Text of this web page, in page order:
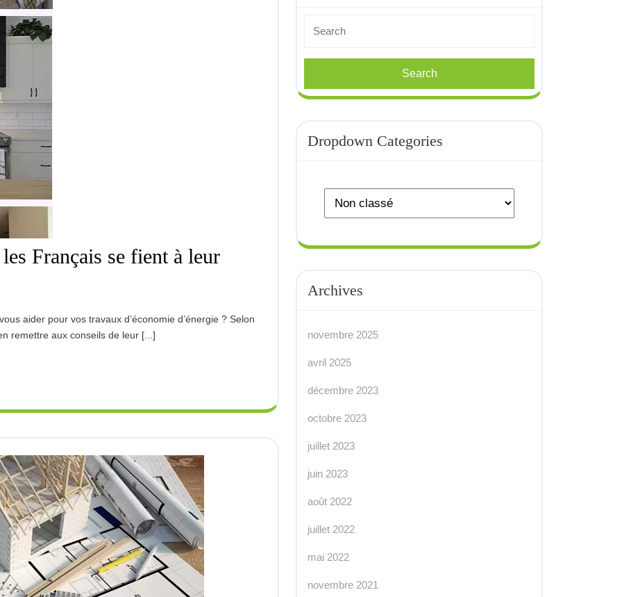
Français se fient à leur
remettre aux conseils de leur [...]
for:
Dropdown Categories
Archives
novembre 2025
avril 2025
décembre 2023
octobre 2023
juillet 2023
juin 2023
août 2022
juillet 2022
mai 2022
novembre 2021